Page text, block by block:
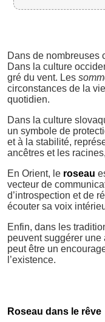
Dans de nombreuses
Dans la culture
gré du vent. Les
circonstances de la
quotidien.
Dans la culture
un symbole de
et à la stabilité,
ancêtres et les
En Orient, le roseau
vecteur de
d’introspection et de
écouter sa voix
Enfin, dans les
peuvent suggérer
peut être un
l’existence.
Roseau dans le rêve